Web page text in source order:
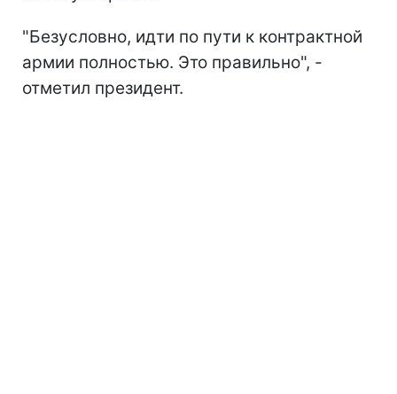
"Безусловно, идти по пути к контрактной
армии полностью. Это правильно", -
отметил президент.